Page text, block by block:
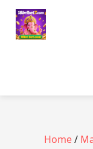
Home/